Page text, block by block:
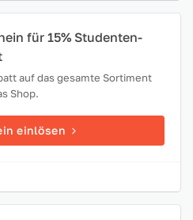
für 15% Studenten-
auf das gesamte Sortiment
Shop.
einlösen